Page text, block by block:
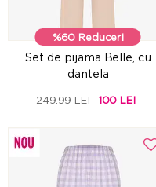
%60 Reduceri
Set de pijama Belle, cu
dantela
249.99 LEI 100 LEI